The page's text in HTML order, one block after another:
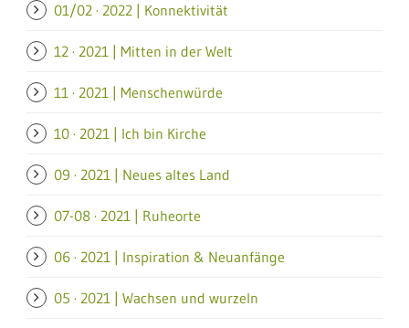
01/02 · 2022 | Konnektivität
12 · 2021 | Mitten in der Welt
11 · 2021 | Menschenwürde
10 · 2021 | Ich bin Kirche
09 · 2021 | Neues altes Land
07-08 · 2021 | Ruheorte
06 · 2021 | Inspiration & Neuanfänge
05 · 2021 | Wachsen und wurzeln